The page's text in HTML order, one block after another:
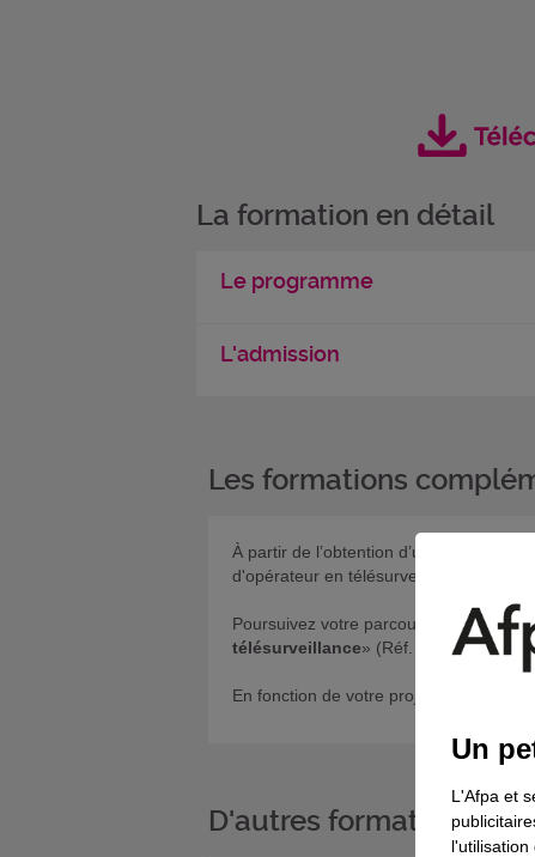
La formation en détail
Le programme
L'admission
Les formations
À partir de l’obtention d’un certificat
d'opérateur en télésurveillance et
Poursuivez votre parcours en vous
télésurveillance» (Réf. produit 16399).
En fonction de votre projet, si vous
D'autres formations
Un
L'Afpa et
l'utilisation